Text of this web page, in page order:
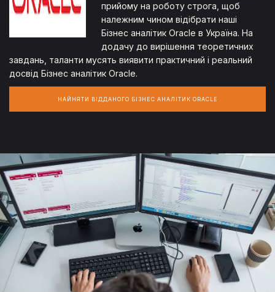
прийому на роботу строга, щоб
належним чином відібрати наші
Бізнес аналітик Oracle в Україна. На
додачу до вирішення теоретичних
завдань, таланти мусять виявити практичний і реальний
досвід Бізнес аналітик Oracle.
НАЙНЯТИ ВІДДАНОГО БІЗНЕС АНАЛІТИК ORACLE